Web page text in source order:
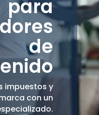
para
de
impuestos y
con un